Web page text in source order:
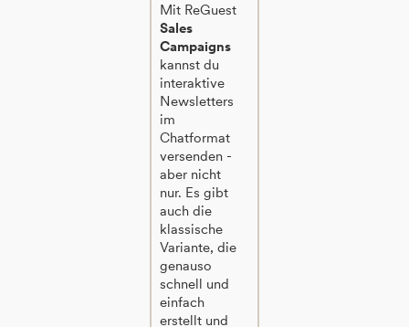
Mit ReGuest
Sales
Campaigns
kannst du
interaktive
Newsletters
im
Chatformat
versenden -
aber nicht
nur. Es gibt
auch die
klassische
Variante, die
genauso
schnell und
einfach
erstellt und